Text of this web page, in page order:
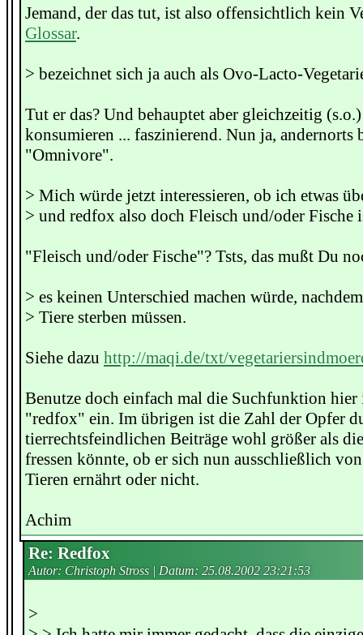
Jemand, der das tut, ist also offensichtlich kein
Glossar.
> bezeichnet sich ja auch als Ovo-Lacto-
Tut er das? Und behauptet aber gleichzeitig
konsumieren ... faszinierend. Nun ja, andernorts
"Omnivore".
> Mich würde jetzt interessieren, ob ich etwas
> und redfox also doch Fleisch und/oder Fische
"Fleisch und/oder Fische"? Tsts, das mußt Du
> es keinen Unterschied machen würde,
> Tiere sterben müssen.
Siehe dazu http://maqi.de/txt/
Benutze doch einfach mal die Suchfunktion
"redfox" ein. Im übrigen ist die Zahl der Opfer
tierrechtsfeindlichen Beiträge wohl größer als
fressen könnte, ob er sich nun ausschließlich
Tieren ernährt oder nicht.
Achim
Re: Redfox
Autor: Christoph Stross | Datum: 25.08.2002 23:21:53
>